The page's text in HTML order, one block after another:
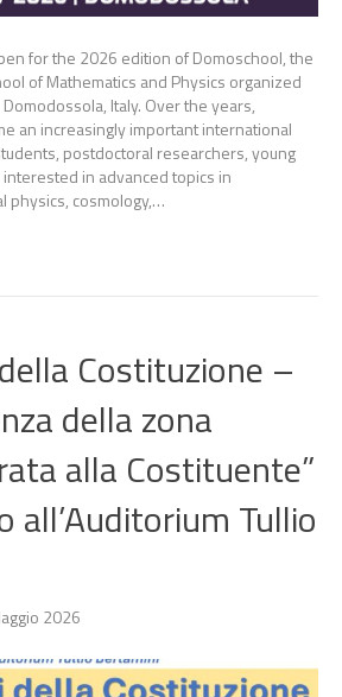
for the 2026 edition of Domoschool, the
of Mathematics and Physics organized
Domodossola, Italy. Over the years,
an increasingly important international
postdoctoral researchers, young
in advanced topics in
physics, cosmology,…
Costituzione –
della zona
alla Costituente”
all’Auditorium Tullio
2026